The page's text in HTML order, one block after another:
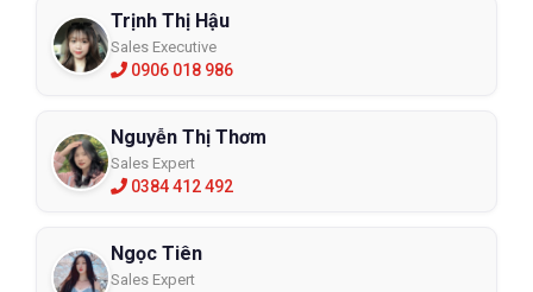
Trịnh Thị Hậu
Sales Executive
0906 018 986
Nguyễn Thị Thơm
Sales Expert
0384 412 492
Ngọc Tiên
Sales Expert